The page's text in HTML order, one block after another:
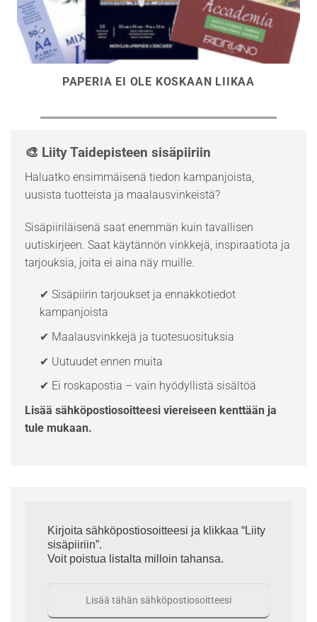
PAPERIA EI OLE KOSKAAN LIIKAA
🎨 Liity Taidepisteen sisäpiiriin
Haluatko ensimmäisenä tiedon kampanjoista,
uusista tuotteista ja maalausvinkeistä?
Sisäpiiriläisenä saat enemmän kuin tavallisen
uutiskirjeen. Saat käytännön vinkkejä, inspiraatiota ja
tarjouksia, joita ei aina näy muille.
✔ Sisäpiirin tarjoukset ja ennakkotiedot
kampanjoista
✔ Maalausvinkkejä ja tuotesuosituksia
✔ Uutuudet ennen muita
✔ Ei roskapostia – vain hyödyllistä sisältöä
Lisää sähköpostiosoitteesi viereiseen kenttään ja
tule mukaan.
Kirjoita sähköpostiosoitteesi ja klikkaa “Liity
sisäpiiriin”.
Voit poistua listalta milloin tahansa.